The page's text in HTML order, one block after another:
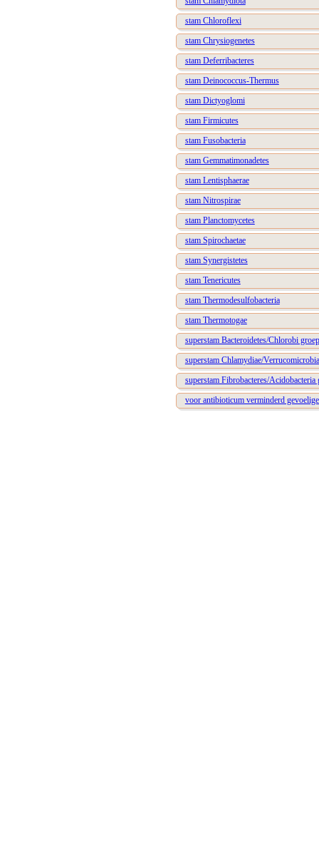
stam Chloroflexi
stam Chrysiogenetes
stam Deferribacteres
stam Deinococcus-Thermus
stam Dictyoglomi
stam Firmicutes
stam Fusobacteria
stam Gemmatimonadetes
stam Lentisphaerae
stam Nitrospirae
stam Planctomycetes
stam Spirochaetae
stam Synergistetes
stam Tenericutes
stam Thermodesulfobacteria
stam Thermotogae
superstam Bacteroidetes/Chlorobi groep
superstam Chlamydiae/
superstam Fibrobacteres/Acidobacteria
voor antibioticum verminderd